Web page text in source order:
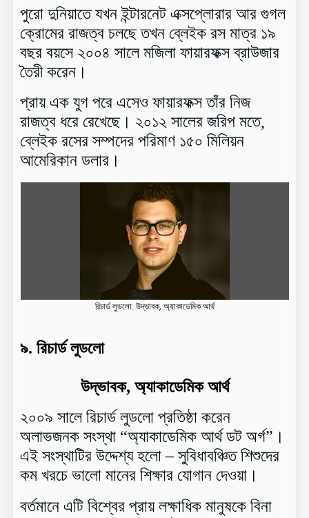
পুরো দুনিয়াতে যখন ইন্টারনেট এক্সপ্লোরার আর গুগল
ক্রোমের রাজত্ব চলছে তখন ব্লেইক রস মাত্র ১৯
বছর বয়সে ২০০৪ সালে মজিলা ফায়ারফক্স ব্রাউজার
তৈরী করেন।
প্রায় এক যুগ পরে এসেও ফায়ারফক্স তাঁর নিজ
রাজত্ব ধরে রেখেছে। ২০১২ সালের জরিপ মতে,
ব্লেইক রসের সম্পদের পরিমাণ ১৫০ মিলিয়ন
আমেরিকান ডলার।
রিচার্ড লুডলো: উদ্ভাবক, অ্যাকাডেমিক আর্থ
৯.রিচার্ড লুডলো
উদ্ভাবক, অ্যাকাডেমিক আর্থ
২০০৯ সালে রিচার্ড লুডলো প্রতিষ্ঠা করেন
অলাভজনক সংস্থা “অ্যাকাডেমিক আর্থ ডট অর্গ”।
এই সংস্থাটির উদ্দেশ্য হলো – সুবিধাবঞ্চিত শিশুদের
কম খরচে ভালো মানের শিক্ষার যোগান দেওয়া।
বর্তমানে এটি বিশ্বের প্রায় লক্ষাধিক মানুষকে বিনা